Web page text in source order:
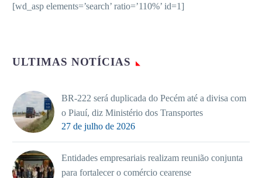
[wd_asp elements=’search’ ratio=’110%’ id=1]
ULTIMAS NOTÍCIAS
BR-222 será duplicada do Pecém até a divisa com
o Piauí, diz Ministério dos Transportes
27 de julho de 2026
Entidades empresariais realizam reunião conjunta
para fortalecer o comércio cearense